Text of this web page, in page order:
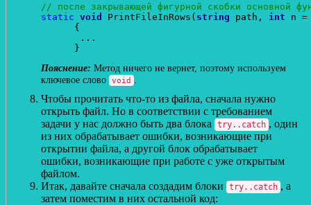
// после закрывающей фигурной скобки основной
static void PrintFileInRows( string path, int n
      {
       ...
Метод ничего не вернет, поэтому используем
ключевое слово
void
Чтобы прочитать что-то из файла, сначала нужно
открыть файл. Но в соответствии с требованием
задачи у нас должно быть два блока
try..catch , один
из них обрабатывает ошибки, возникающие при
открытии файла, а другой блок обрабатывает
ошибки, возникающие при работе с уже открытым
файлом.
Итак, давайте сначала создадим блоки
try..catch , а
затем поместим в них остальной код: